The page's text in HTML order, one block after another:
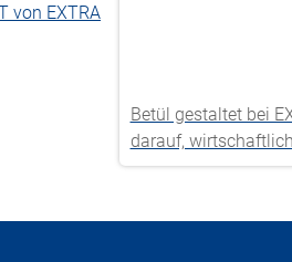
Betül gestaltet bei
darauf,